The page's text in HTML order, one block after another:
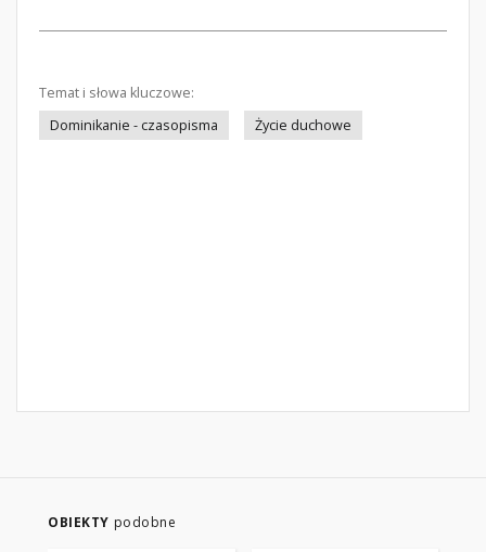
Temat i słowa kluczowe:
Dominikanie - czasopisma
Życie duchowe
OBIEKTY podobne